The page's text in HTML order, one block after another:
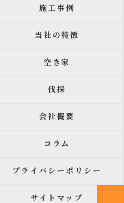
施工事例
当社の特徴
空き家
伐採
会社概要
コラム
プライバシーポリシー
サイトマップ